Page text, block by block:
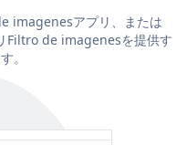
imagenesアプリ、または
de imagenesを提供す
。